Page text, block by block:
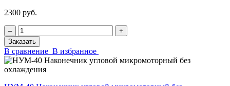
2300 руб.
‒
+
Заказать
В сравнение В избранное